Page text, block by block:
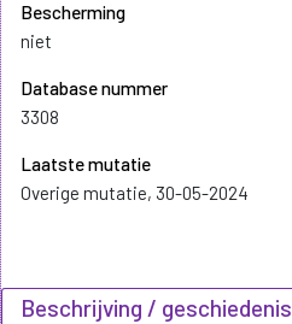
Bescherming
niet
Database nummer
3308
Laatste mutatie
Overige mutatie, 30-05-2024
Beschrijving / geschiedenis